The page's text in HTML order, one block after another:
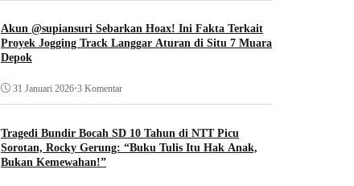
Akun @supiansuri Sebarkan Hoax! Ini Fakta Terkait
Proyek Jogging Track Langgar Aturan di Situ 7 Muara
Depok
31 Januari 2026•3 Komentar
Tragedi Bundir Bocah SD 10 Tahun di NTT Picu
Sorotan, Rocky Gerung: “Buku Tulis Itu Hak Anak,
Bukan Kemewahan!”